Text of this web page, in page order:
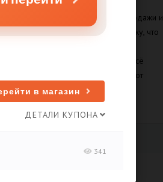
привлекательные цены, а также
регулярно проводит акции, распродажи и
предоставляет бесплатную доставку, что
Загляните в каталог и подберите всё
необходимое для вашей кухни — от
утончённой сервировки до
профессионального оснащения!
в магазин
ДЕТАЛИ КУПОНА
341